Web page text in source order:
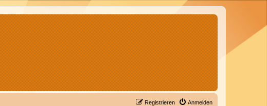
Anmelden
Registrieren